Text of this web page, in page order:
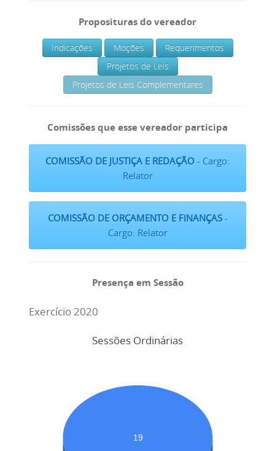
Proposituras do vereador
Indicações Moções
Requerimentos
Projetos de Leis
Projetos de Leis Complementares
Comissões que esse vereador participa
COMISSÃO DE JUSTIÇA E REDAÇÃO - Cargo:
Relator
COMISSÃO DE ORÇAMENTO E FINANÇAS-
Cargo: Relator
Presença em Sessão
Exercício 2020
Sessões Ordinárias